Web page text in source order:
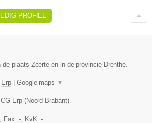
PROFIEL
de plaats Zoerte en in de provincie Drenthe.
Erp Google maps ▼
Erp (Noord-Brabant)
, Fax: - , KvK: -